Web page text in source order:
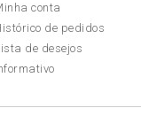
conta
de pedidos
de desejos